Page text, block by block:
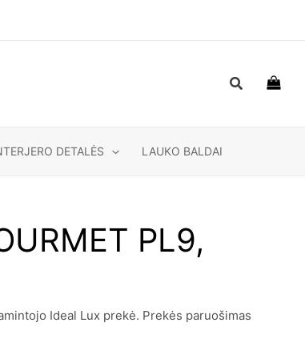
Paieška
DETALĖS LAUKO BALDAI
PL9,
Ideal Lux prekė. Prekės paruošimas